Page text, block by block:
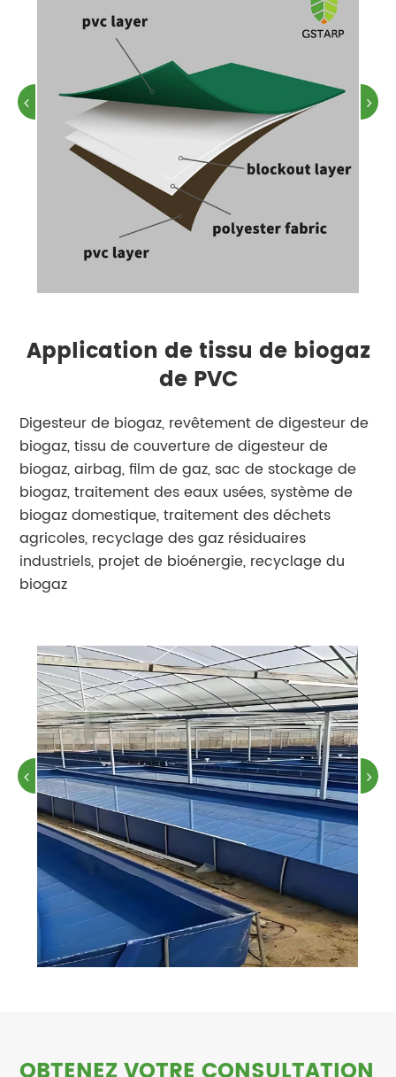
Application de tissu de biogaz
de PVC
Digesteur de biogaz, revêtement de digesteur de
biogaz, tissu de couverture de digesteur de
biogaz, airbag, film de gaz, sac de stockage de
biogaz, traitement des eaux usées, système de
biogaz domestique, traitement des déchets
agricoles, recyclage des gaz résiduaires
industriels, projet de bioénergie, recyclage du
biogaz